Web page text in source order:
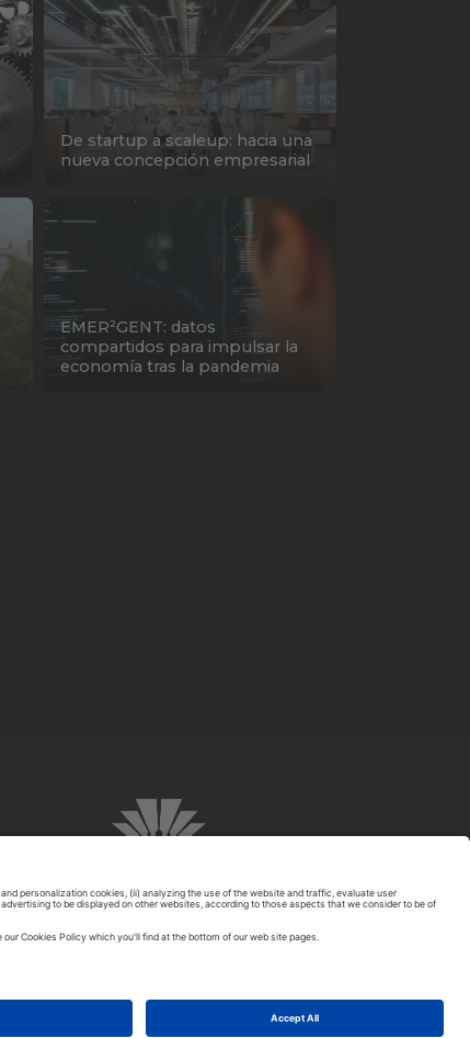
De startup a scaleup: hacia una
nueva concepción empresarial
EMER²GENT: datos
compartidos para impulsar la
economía tras la pandemia